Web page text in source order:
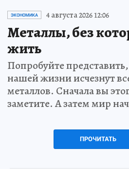
ЭКОНОМИКА 4 августа 2026 12:06
Металлы, без
жить
Попробуйте
нашей жизни исчезнут
металлов. Сначала вы
заметите. А затем мир
ПРОЧИТАТЬ